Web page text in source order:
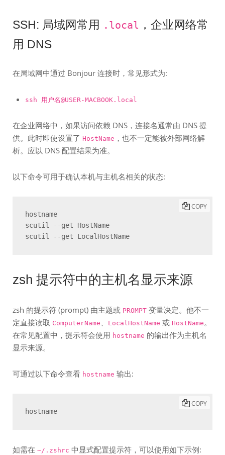
SSH: 局域网常用 .local ，企业网络常
用 DNS
在局域网中通过 Bonjour 连接时，常见形式为:
ssh 用户名@USER-MACBOOK.local
在企业网络中，如果访问依赖 DNS，连接名通常由 DNS 提
供。此时即使设置了 HostName ，也不一定能被外部网络解
析。应以 DNS 配置结果为准。
以下命令可用于确认本机与主机名相关的状态:
hostname
scutil --get HostName
scutil --get LocalHostName
COPY
zsh 提示符中的主机名显示来源
zsh 的提示符 (prompt) 由主题或 PROMPT 变量决定。他不一
定直接读取 ComputerName LocalHostName 或 HostName 。
在常见配置中，提示符会使用 hostname 的输出作为主机名
显示来源。
可通过以下命令查看 hostname 输出:
hostname
COPY
如需在 ~/.zshrc 中显式配置提示符，可以使用如下示例: